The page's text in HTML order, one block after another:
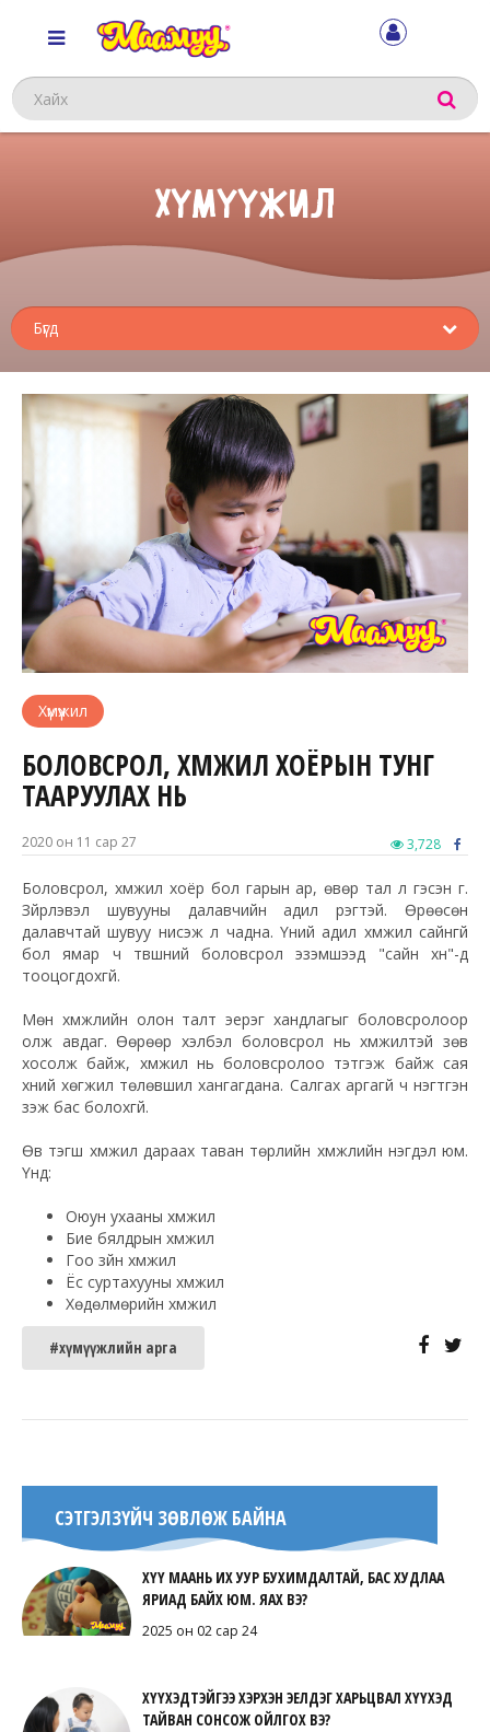
Хайх
ХҮМҮҮЖИЛ
Хүмүүжил
БОЛОВСРОЛ, ХҮМҮҮЖИЛ ХОЁРЫН ТУНГ
ТААРУУЛАХ НЬ
2020 он 11 сар 27 3,728
Боловсрол, хүмүүжил хоёр бол гарын ар, өвөр тал л гэсэн үг.
Зүйрлэвэл шувууны далавчийн адил үүрэгтэй. Өрөөсөн
далавчтай шувуу нисэж үл чадна. Үүний адил хүмүүжил сайнгүй
бол ямар ч түвшний боловсрол эзэмшээд "сайн хүн"-д
тооцогдохгүй.
Мөн хүмүүжлийн олон талт эерэг хандлагыг боловсролоор
олж авдаг. Өөрөөр хэлбэл боловсрол нь хүмүүжилтэй зөв
хосолж байж, хүмүүжил нь боловсролоо тэтгэж байж сая
хүний хөгжил төлөвшил хангагдана. Салгах аргагүй ч нэгтгэн
үзэж бас болохгүй.
Өв тэгш хүмүүжил дараах таван төрлийн хүмүүжлийн нэгдэл юм.
Үүнд:
Оюун ухааны хүмүүжил
Бие бялдрын хүмүүжил
Гоо зүйн хүмүүжил
Ёс суртахууны хүмүүжил
Хөдөлмөрийн хүмүүжил
#хүмүүжлийн арга
СЭТГЭЛЗҮЙЧ ЗӨВЛӨЖ БАЙНА
ХҮҮ МААНЬ ИХ УУР БУХИМДАЛТАЙ, БАС ХУДЛАА
ЯРИАД БАЙХ ЮМ. ЯАХ ВЭ?
2025 он 02 сар 24
ХҮҮХЭДТЭЙГЭЭ ХЭРХЭН ЭЕЛДЭГ ХАРЬЦВАЛ ХҮҮХЭД
ТАЙВАН СОНСОЖ ОЙЛГОХ ВЭ?